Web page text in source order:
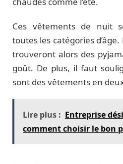
Ces vêtements de nuit
toutes les catégories
trouveront alors des
goût. De plus, il faut
sont des vêtements en
Lire plus : Entreprise
comment choisir le bon